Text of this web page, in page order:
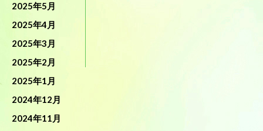
2025年5月
2025年4月
2025年3月
2025年2月
2025年1月
2024年12月
2024年11月